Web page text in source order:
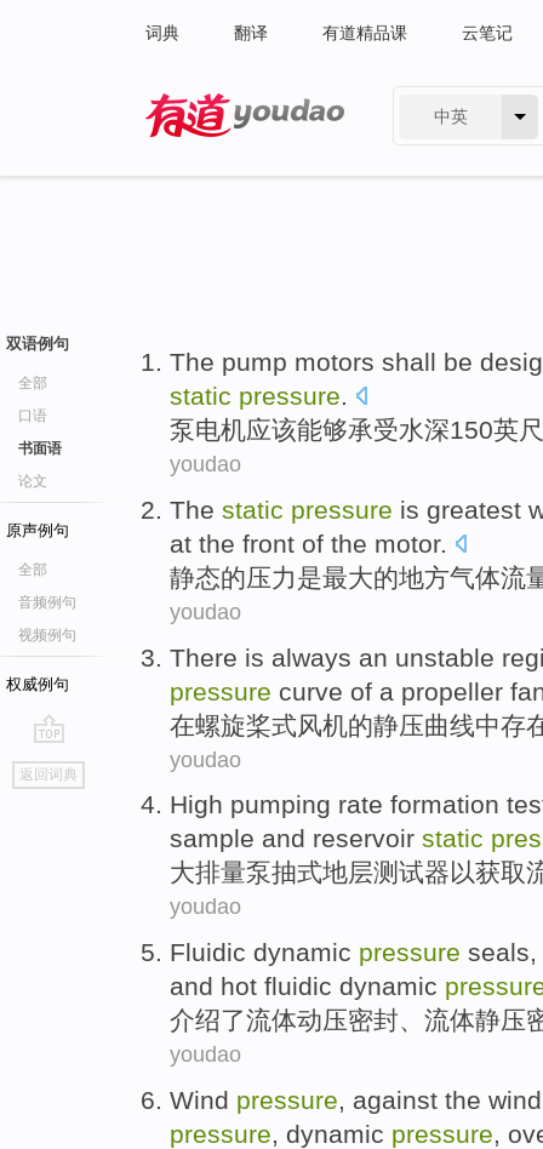
词典 翻译 有道精品课 云笔记
中英
双语例句
全部
口语
书面语
论文
原声例句
全部
音频例句
视频例句
权威例句
go
top
返回词典
The pump motors shall be
static pressure.
泵电机应该能够承受水深150英尺
youdao
The static pressure is greatest
at the front of the motor.
静态的压力是最大的地方气体流
youdao
There is always an unstable
pressure curve of a propeller
在螺旋桨式风机的静压曲线中存
youdao
High pumping rate formation
sample and reservoir static
大排量泵抽式地层测试器以获取
youdao
Fluidic dynamic pressure seals
and hot fluidic dynamic
介绍了流体动压密封、流体静压
youdao
Wind pressure, against the
pressure, dynamic pressure,